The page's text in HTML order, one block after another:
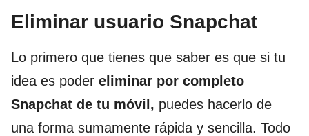
Eliminar usuario Snapchat
Lo primero que tienes que saber es que si tu
idea es poder eliminar por completo
Snapchat de tu móvil, puedes hacerlo de
una forma sumamente rápida y sencilla. Todo